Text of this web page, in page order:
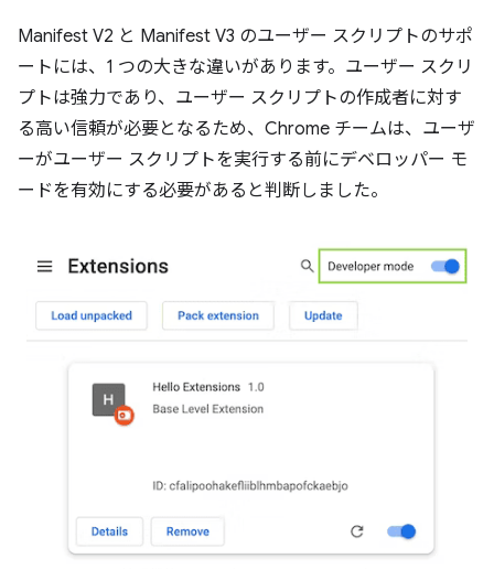
Manifest V2 と Manifest V3 のユーザー スクリプトのサポ
ートには、1 つの大きな違いがあります。ユーザー スクリ
プトは強力であり、ユーザー スクリプトの作成者に対す
る高い信頼が必要となるため、Chrome チームは、ユーザ
ーがユーザー スクリプトを実行する前にデベロッパー モ
ードを有効にする必要があると判断しました。